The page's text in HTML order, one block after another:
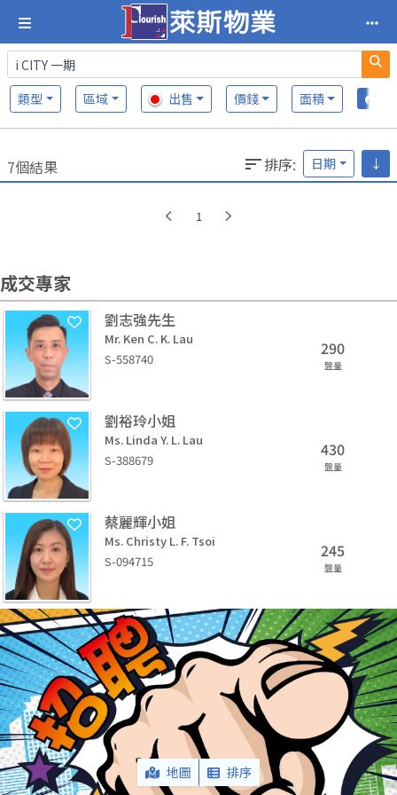
類型 區域 出售 價錢 面積
7個結果 排序: 日期 ↓
1
成交專家
劉志強先生
Mr. Ken C. K. Lau
S-558740
290
盤量
劉裕玲小姐
Ms. Linda Y. L. Lau
S-388679
430
盤量
蔡麗輝小姐
Ms. Christy L. F. Tsoi
S-094715
245
盤量
地圖 排序